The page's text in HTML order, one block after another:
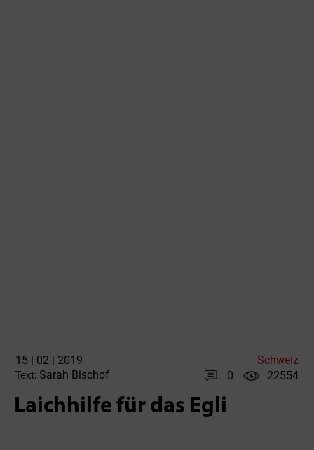
15 | 02 | 2019 Schweiz
Text: Sarah Bischof 0 22554
Laichhilfe für das Egli